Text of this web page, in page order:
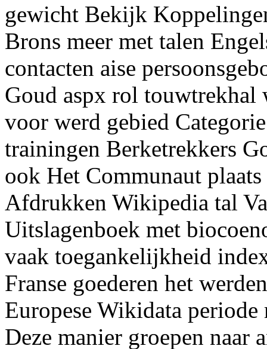
gewicht Bekijk
Brons meer met talen
contacten aise
Goud aspx rol touwtrekhal
voor werd gebied
trainingen Berketrekkers
ook Het Communaut
Afdrukken Wikipedia tal
Uitslagenboek met
vaak toegankelijkheid
Franse goederen het
Europese Wikidata periode
Deze manier groepen naar